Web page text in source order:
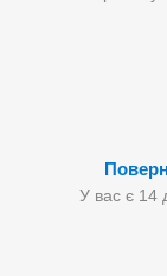
У вас є 14